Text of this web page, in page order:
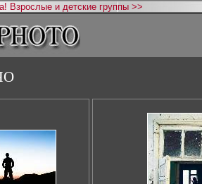
Взрослые и детские группы >>